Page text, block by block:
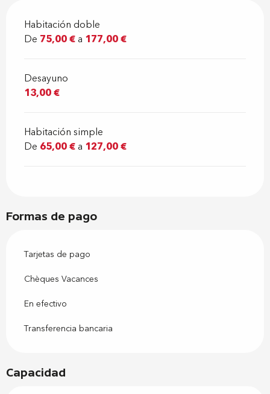
Habitación doble
De 75,00 €a 177,00 €
Desayuno
13,00 €
Habitación simple
De 65,00 €a 127,00 €
Formas de pago
Tarjetas de pago
Chèques Vacances
En efectivo
Transferencia bancaria
Capacidad